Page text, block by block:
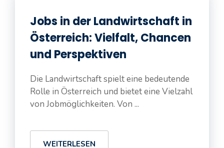
Jobs in der Landwirtschaft in
Österreich: Vielfalt, Chancen
und Perspektiven
Die Landwirtschaft spielt eine bedeutende
Rolle in Österreich und bietet eine Vielzahl
von Jobmöglichkeiten. Von ...
WEITERLESEN